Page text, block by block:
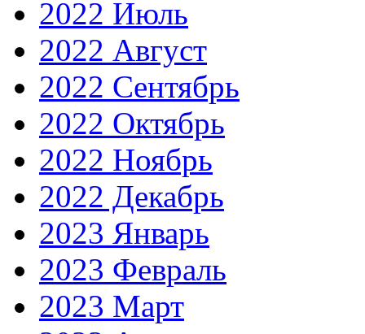
2022 Июль
2022 Август
2022 Сентябрь
2022 Октябрь
2022 Ноябрь
2022 Декабрь
2023 Январь
2023 Февраль
2023 Март